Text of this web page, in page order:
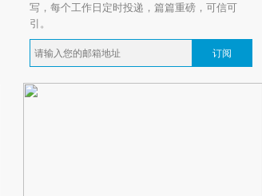
写，每个工作日定时投递，篇篇重磅，可信可
引。
订阅